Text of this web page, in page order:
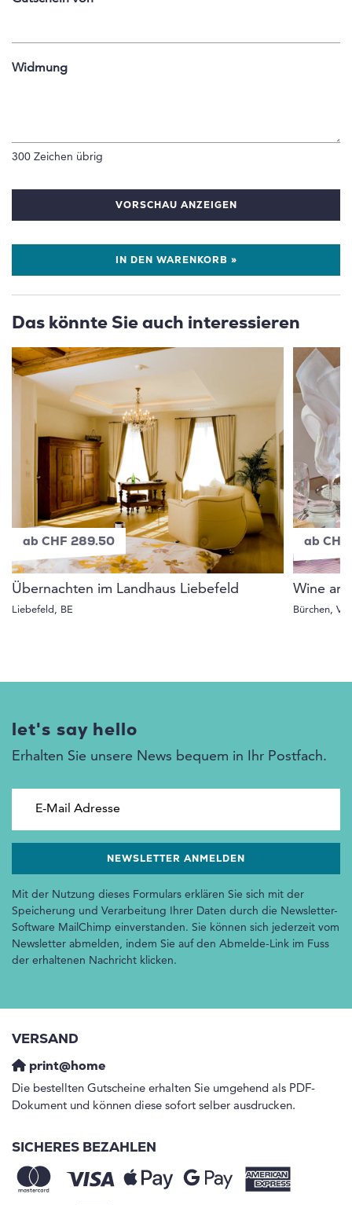
Widmung
300 Zeichen übrig
VORSCHAU ANZEIGEN
IN DEN WARENKORB »
Das könnte Sie auch interessieren
ab CHF 289.50
Übernachten im Landhaus Liebefeld
Liebefeld, BE
ab CHF
Wine
Bürchen, VS
let's say hello
Erhalten Sie unsere News bequem in Ihr Postfach.
Mit der Nutzung dieses Formulars erklären Sie sich mit der
Speicherung und Verarbeitung Ihrer Daten durch die Newsletter-
Software MailChimp einverstanden. Sie können sich jederzeit vom
Newsletter abmelden, indem Sie auf den Abmelde-Link im Fuss
der erhaltenen Nachricht klicken.
VERSAND
print@home
Die bestellten Gutscheine erhalten Sie umgehend als PDF-
Dokument und können diese sofort selber ausdrucken.
SICHERES BEZAHLEN